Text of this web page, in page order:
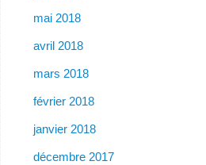
mai 2018
avril 2018
mars 2018
février 2018
janvier 2018
décembre 2017